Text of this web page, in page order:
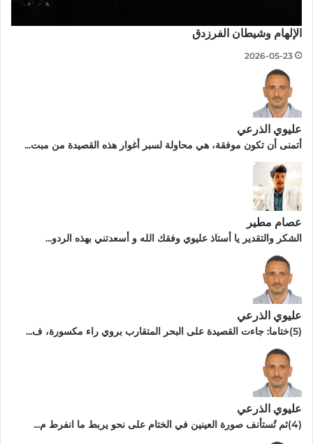
الإلهام وشيطان الفرزدق
2026-05-23
عليوي الذرعي
أتمنى أن تكون موفقة، هي محاولة لسبر أغوار هذه القصيدة من مبت...
عصام مطير
الشكر والتقدير يا أستاذ عليوي وفقك الله و أسعدتني بهذه الردو...
عليوي الذرعي
(5)ختاما: جاءت القصيدة على البحر المتقارب بروي راء مكسورة، ف...
عليوي الذرعي
(4)ثم تُستأنف صورة العينين في الختام على نحو يربط ما انفرط م...